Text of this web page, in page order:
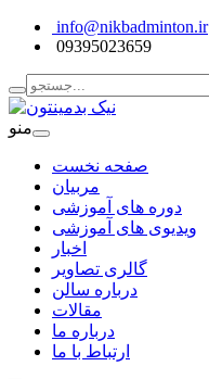
info@nikbadminton.ir
09395023659
منو
صفحه نخست
مربیان
دوره های آموزشی
ویدیوی های آموزشی
اخبار
گالری تصاویر
درباره سالن
مقالات
درباره ما
ارتباط با ما